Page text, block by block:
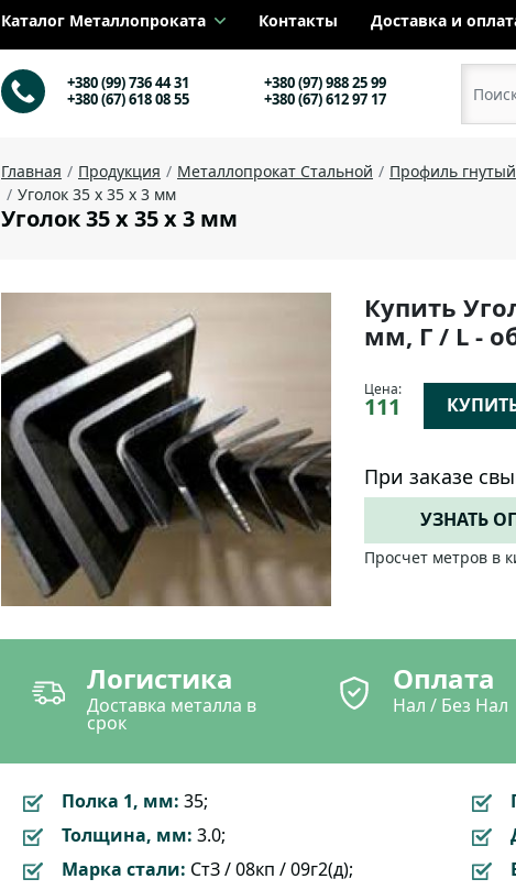
Каталог Металлопроката Контакты Доставка и
+380 (99) 736 44 31
+380 (97) 988 25 99
+380 (67) 618 08 55
+380 (67) 612 97 17
Главная Продукция Металлопрокат Стальной Профиль гнутый
Уголок 35 х 35 х 3 мм
Уголок 35 х 35 х 3 мм
Купить
мм, Г / L -
Цена:
111
При заказе
УЗНАТЬ
Просчет метров в
Логистика
Доставка металла в
срок
Оплата
Нал / Без Нал
Полка 1, мм: 35;
Толщина, мм: 3.0;
Марка стали: СтЗ / 08кп / 09г2(д);